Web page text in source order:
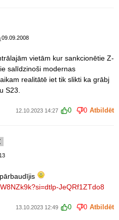
09.09.2008
vietām kur sankcionētie Z-
salīdzinoši modernas
realitātē iet tik slikti ka grābj
S23.
12.10.2023 14:27 0 0 Atbildēt
JeQRf1ZTdo8
13.10.2023 12:49 0 0 Atbildēt